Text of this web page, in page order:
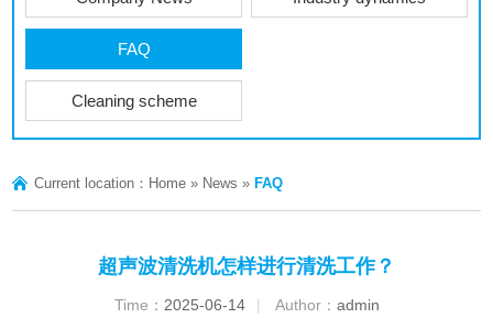
FAQ
Cleaning scheme
Current location： Home » News » FAQ
超声波清洗机怎样进行清洗工作？
Time： 2025-06-14 | Author： admin